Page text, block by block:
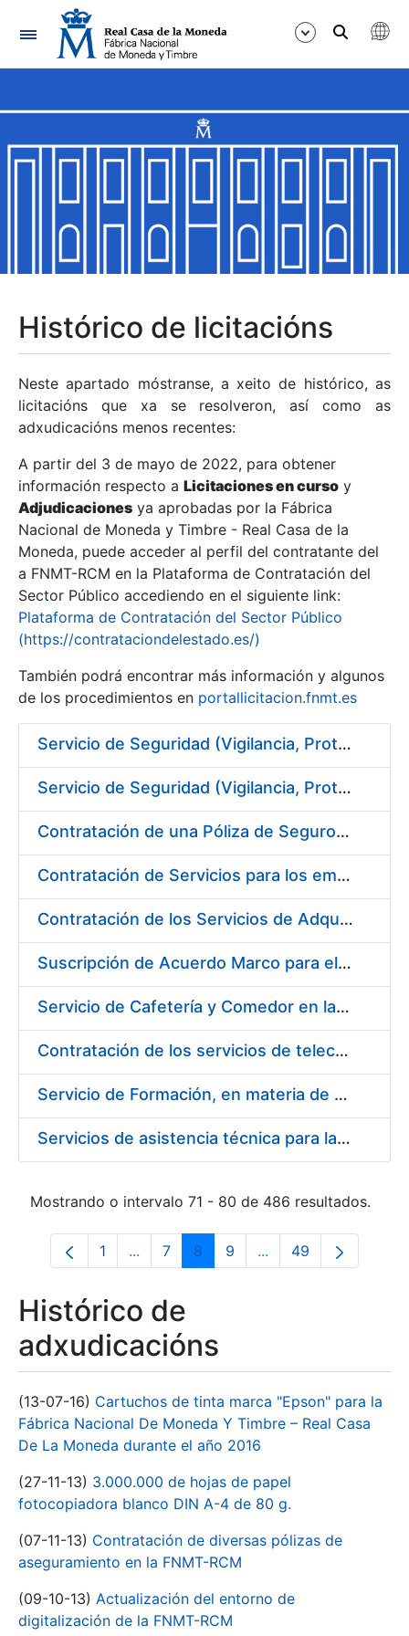
Navegación
Mostrar/Ocultar
Mostrar/Ocultar
Mostrar/Ocultar
Mostrar/Ocultar
Mostrar/Ocultar
Mostrar/Ocultar
Mostrar/Ocultar
Histórico de licitacións
Neste apartado móstranse, a xeito de histórico, as
licitacións que xa se resolveron, así como as
adxudicacións menos recentes:
A partir del 3 de mayo de 2022, para obtener
información respecto a Licitaciones en curso y
Adjudicaciones ya aprobadas por la Fábrica
Nacional de Moneda y Timbre - Real Casa de la
Moneda, puede acceder al perfil del contratante del
a FNMT-RCM en la Plataforma de Contratación del
Sector Público accediendo en el siguiente link:
Plataforma de Contratación del Sector Público
(https://contrataciondelestado.es/)
También podrá encontrar más información y algunos
de los procedimientos en portallicitacion.fnmt.es
Servicio de Seguridad (Vigilancia, Protección y Control) en los centros de la FNMT-RCM en Burgos
Servicio de Seguridad (Vigilancia, Protección y Control) en los centros de la FNMT-RCM en Madrid
Contratación de una Póliza de Seguro Colectivo de Asistencia Sanitaria para la Fábrica Nacional de Moneda y Timbre – Real Casa de la Moneda
Contratación de Servicios para los empleados de la Fábrica Nacional de Moneda y Timbre-Real Casa de la Moneda para el año 2020, en ejecución de la sentencia número 511/2020 de la Sala de lo Social del Tribunal Supremo (Cesta de Navidad)
Contratación de los Servicios de Adquisición, Renovación y Mantenimiento de Licencias Software de Ofimática ( 2 lotes)
Suscripción de Acuerdo Marco para el Suministro de Material de Acero Inoxidable de la Entidad Pública Empresarial Fábrica Nacional de Moneda y Timbre-Real Casa de la Moneda (FNMT-RCM)
Servicio de Cafetería y Comedor en la sede central de la Fábrica Nacional de Moneda y Timbre-Real Casa de la Moneda en Madrid
Contratación de los servicios de telecomunicaciones para la FNMT-RCM
Servicio de Formación, en materia de Prevención de Riesgos Laborales, de Cursos de Operador de Carretillas de Manutención, Puente Grúa, Polipastos y Plataformas Móviles de Personal (PEMP), en su sede de Madrid y Burgos
Servicios de asistencia técnica para la realización de análisis de las aguas potables
Mostrando o intervalo 71 - 80 de 486 resultados.
Páxina
1 ...Páxinas intermedias Use pestaña para
Páxina
7 Páxina
8 Páxina
9 ...Páxinas intermedias
Páxina
49
Histórico de
adxudicacións
(13-07-16) Cartuchos de tinta marca "Epson" para la
Fábrica Nacional De Moneda Y Timbre – Real Casa
De La Moneda durante el año 2016
(27-11-13) 3.000.000 de hojas de papel
fotocopiadora blanco DIN A-4 de 80 g.
(07-11-13) Contratación de diversas pólizas de
aseguramiento en la FNMT-RCM
(09-10-13) Actualización del entorno de
digitalización de la FNMT-RCM